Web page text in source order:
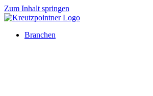
Zum Inhalt springen
Branchen